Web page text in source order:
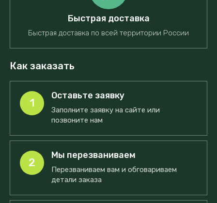
Быстрая доставка
Быстрая доставка по всей территории России
Как заказать
1
Оставьте заявку
Заполните заявку на сайте или
позвоните нам
2
Мы перезваниваем
Перезваниваем вам и обговариваем
детали заказа